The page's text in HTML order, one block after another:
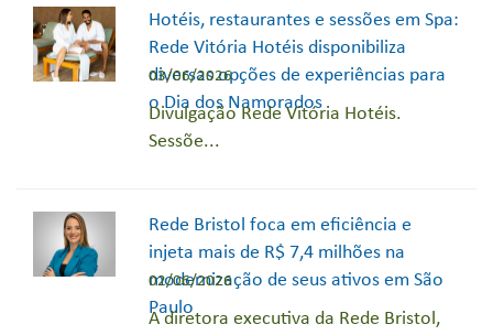
Hotéis, restaurantes e sessões em Spa:
Rede Vitória Hotéis disponibiliza
diversas opções de experiências para
o Dia dos Namorados
03/06/2026
Divulgação Rede Vitória Hotéis.
Sessõe...
Rede Bristol foca em eficiência e
injeta mais de R$ 7,4 milhões na
modernização de seus ativos em São
Paulo
02/06/2026
A diretora executiva da Rede Bristol,